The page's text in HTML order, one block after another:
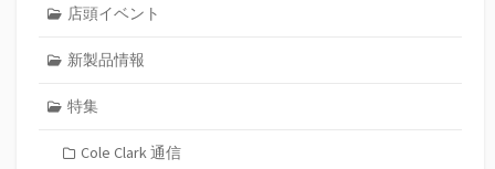
店頭イベント
新製品情報
特集
Cole Clark 通信